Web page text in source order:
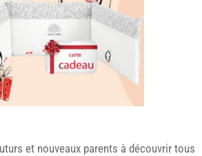
et nouveaux parents à découvrir tous